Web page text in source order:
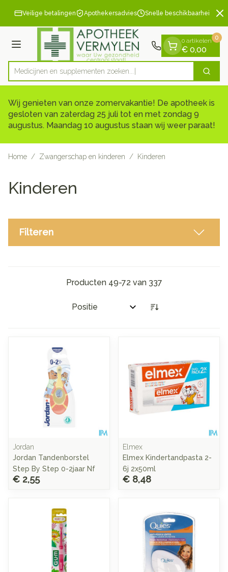
Veilige betalingen Apothekersadvies Snelle beschikbaarheid
Menu
Product, merk, categorie...
Medicijnen en supplem Zoek
0 artikelen
€ 0,00
0
Wij genieten van onze zomervakantie! De apotheek is
gesloten van zaterdag 25 juli tot en met zondag 9
augustus. Maandag 10 augustus staan wij weer paraat!
Home / Zwangerschap en kinderen / Kinderen
Kinderen
Filteren
Producten 49-72van 337
Sorteer op:
Jordan
Jordan Tandenborstel
Step By Step 0-2jaar Nf
€ 2,55
Elmex
Elmex Kindertandpasta 2-
6j 2x50ml
€ 8,48